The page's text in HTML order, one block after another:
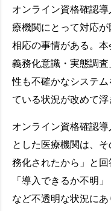
オンライン資格確認
療機関にとって対応
相応の事情がある。
義務化意識・実態調
性も不確かなシステ
ている状況が改めて浮
オンライン資格確認導
とした医療機関は、
務化されたから」と
「導入できるか不明
など不透明な状況に